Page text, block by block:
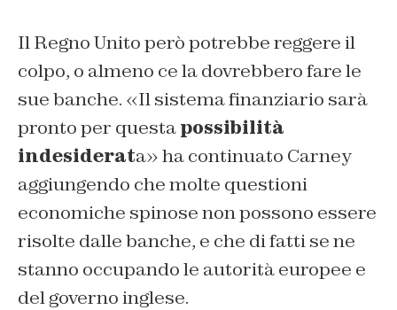
Il Regno Unito però potrebbe reggere il
colpo, o almeno ce la dovrebbero fare le
sue banche. «Il sistema finanziario sarà
pronto per questapossibilità
indesiderata» ha continuato Carney
aggiungendo che molte questioni
economiche spinose non possono essere
risolte dalle banche, e che di fatti se ne
stanno occupando le autorità europee e
del governo inglese.